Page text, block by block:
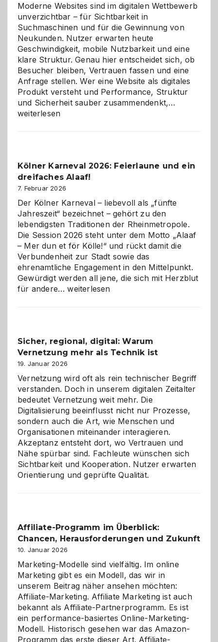
Moderne Websites sind im digitalen Wettbewerb
unverzichtbar – für Sichtbarkeit in
Suchmaschinen und für die Gewinnung von
Neukunden. Nutzer erwarten heute
Geschwindigkeit, mobile Nutzbarkeit und eine
klare Struktur. Genau hier entscheidet sich, ob
Besucher bleiben, Vertrauen fassen und eine
Anfrage stellen. Wer eine Website als digitales
Produkt versteht und Performance, Struktur
und Sicherheit sauber zusammendenkt,…
geworden
weiterlesen
Kölner Karneval 2026: Feierlaune und ein
dreifaches Alaaf!
7. Februar 2026
Der Kölner Karneval – liebevoll als „fünfte
Jahreszeit“ bezeichnet – gehört zu den
lebendigsten Traditionen der Rheinmetropole.
Die Session 2026 steht unter dem Motto „Alaaf
– Mer dun et för Kölle!“ und rückt damit die
Verbundenheit zur Stadt sowie das
ehrenamtliche Engagement in den Mittelpunkt.
Gewürdigt werden all jene, die sich mit Herzblut
für andere…Kölner
ein
dreifaches
Alaaf!
weiterlesen
Sicher, regional, digital: Warum
Vernetzung mehr als Technik ist
19. Januar 2026
Vernetzung wird oft als rein technischer Begriff
verstanden. Doch in unserem digitalen Zeitalter
bedeutet Vernetzung weit mehr. Die
Digitalisierung beeinflusst nicht nur Prozesse,
sondern auch die Art, wie Menschen und
Organisationen miteinander interagieren.
Akzeptanz entsteht dort, wo Vertrauen und
Nähe spürbar sind. Fachleute wünschen sich
Sichtbarkeit und Kooperation. Nutzer erwarten
Orientierung und geprüfte Qualität.
Affiliate-Programm im Überblick:
Chancen, Herausforderungen und Zukunft
10. Januar 2026
Marketing-Modelle sind vielfältig. Im online
Marketing gibt es ein Modell, das wir in
unserem Beitrag näher ansehen möchten:
Affiliate-Marketing. Affiliate Marketing ist auch
bekannt als Affiliate-Partnerprogramm. Es ist
ein performance-basiertes Online-Marketing-
Modell. Historisch gesehen war das Amazon-
Programm das erste dieser Art. Affiliate-